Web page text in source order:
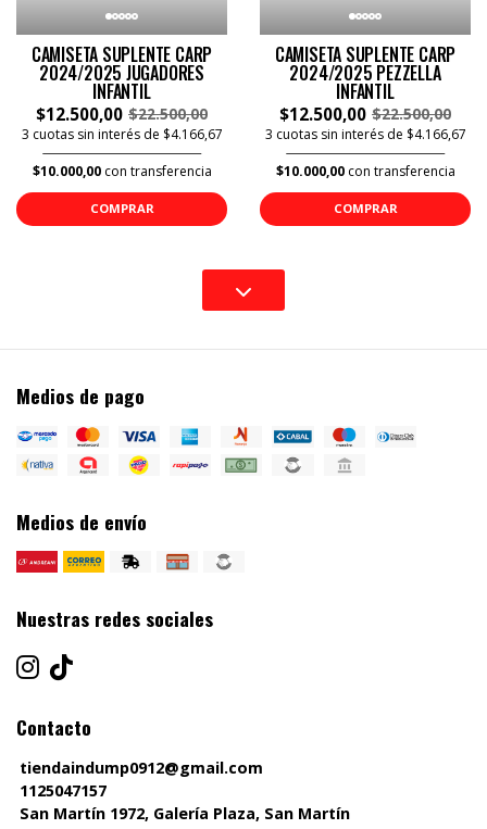
CAMISETA SUPLENTE CARP
2024/2025 JUGADORES
INFANTIL
$12.500,00 $22.500,00
3 cuotas sin interés de $4.166,67
$10.000,00con transferencia
COMPRAR
CAMISETA SUPLENTE CARP
2024/2025 PEZZELLA
INFANTIL
$12.500,00 $22.500,00
3 cuotas sin interés de $4.166,67
$10.000,00con transferencia
COMPRAR
Medios de pago
Medios de envío
Nuestras redes sociales
Contacto
tiendaindump0912@gmail.com
1125047157
San Martín 1972, Galería Plaza, San Martín